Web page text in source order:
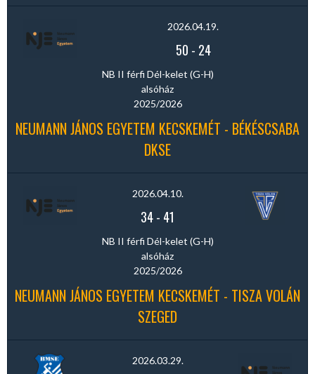
2026.04.19.
50 - 24
NB II férfi Dél-kelet (G-H)
alsóház
2025/2026
NEUMANN JÁNOS EGYETEM KECSKEMÉT - BÉKÉSCSABA
DKSE
2026.04.10.
34- 41
NB II férfi Dél-kelet (G-H)
alsóház
2025/2026
NEUMANN JÁNOS EGYETEM KECSKEMÉT - TISZA VOLÁN
SZEGED
2026.03.29.